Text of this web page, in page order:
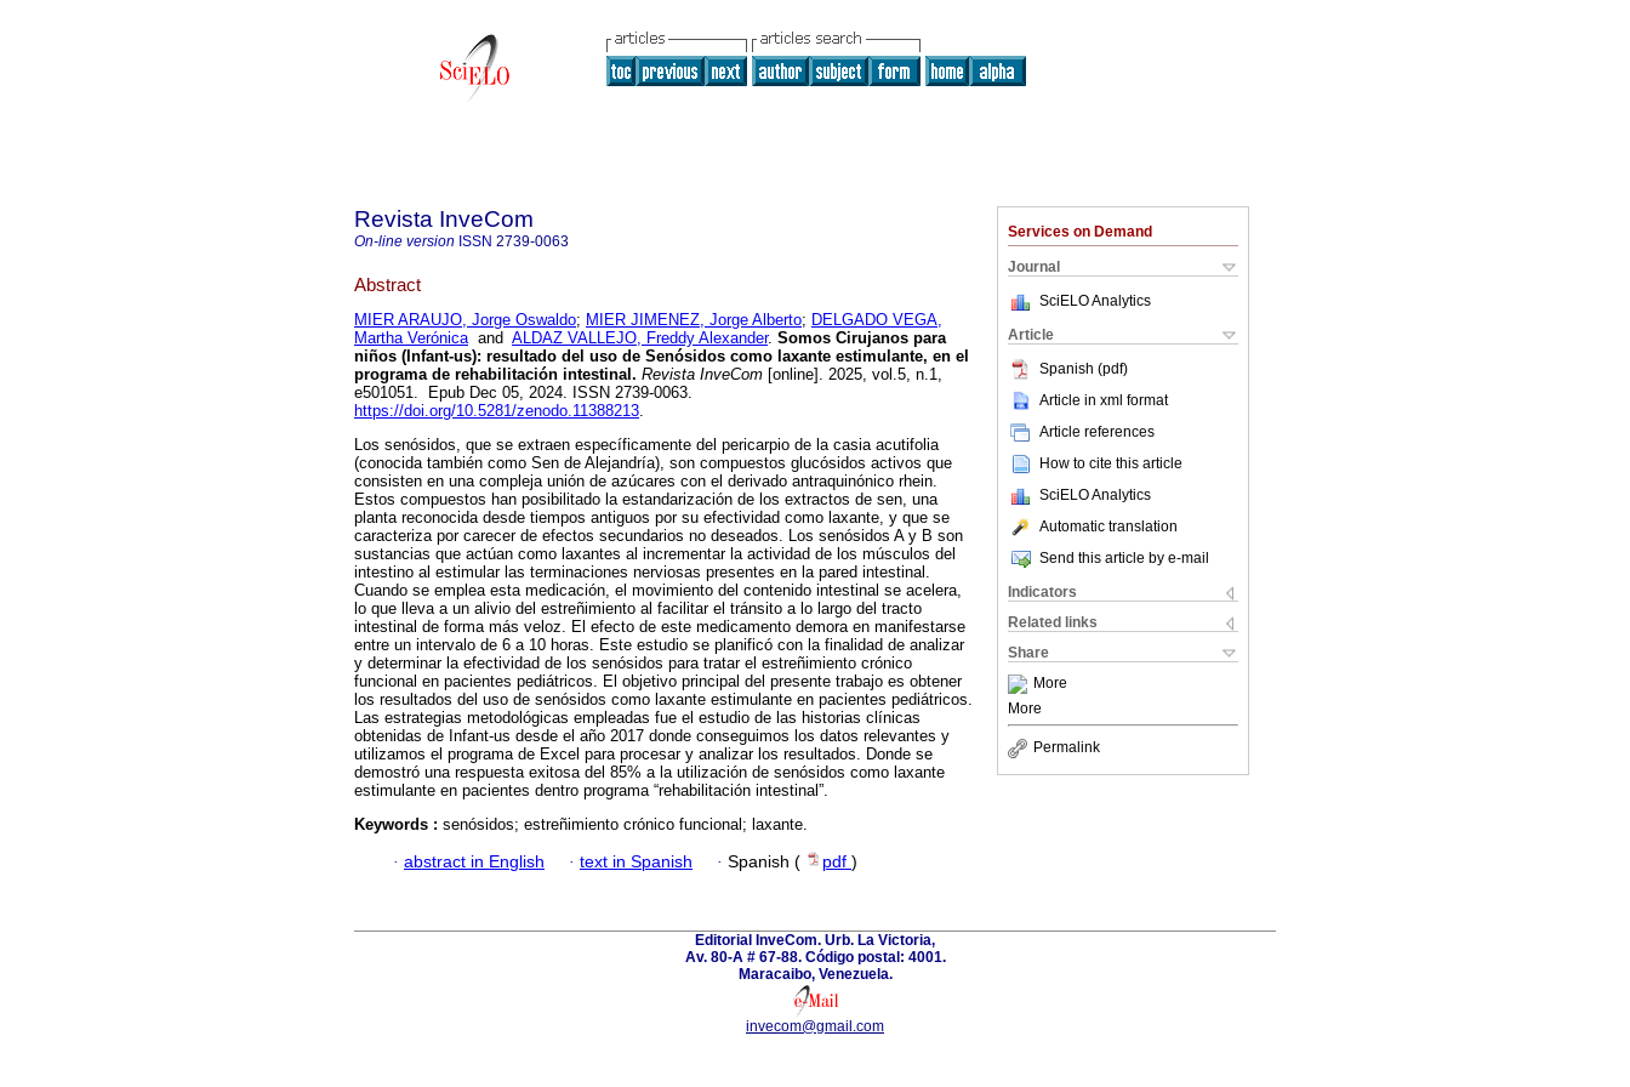
Services on Demand
Journal
SciELO Analytics
Article
Spanish (pdf)
Article in xml format
Article references
How to cite this article
SciELO Analytics
Automatic translation
Send this article by e-mail
Indicators
Related links
Share
More
More
Permalink
Revista InveCom
On-line version ISSN 2739-0063
Abstract
MIER ARAUJO, Jorge Oswaldo; MIER JIMENEZ, Jorge Alberto; DELGADO VEGA,
Martha Verónicaand ALDAZ VALLEJO, Freddy Alexander. Somos Cirujanos para
niños (Infant-us): resultado del uso de Senósidos como laxante estimulante, en el
programa de rehabilitación intestinal. Revista InveCom [online]. 2025, vol.5, n.1,
e501051. Epub Dec 05, 2024. ISSN 2739-0063.
https://doi.org/10.5281/zenodo.11388213.
Los senósidos, que se extraen específicamente del pericarpio de la casia acutifolia
(conocida también como Sen de Alejandría), son compuestos glucósidos activos que
consisten en una compleja unión de azúcares con el derivado antraquinónico rhein.
Estos compuestos han posibilitado la estandarización de los extractos de sen, una
planta reconocida desde tiempos antiguos por su efectividad como laxante, y que se
caracteriza por carecer de efectos secundarios no deseados. Los senósidos A y B son
sustancias que actúan como laxantes al incrementar la actividad de los músculos del
intestino al estimular las terminaciones nerviosas presentes en la pared intestinal.
Cuando se emplea esta medicación, el movimiento del contenido intestinal se acelera,
lo que lleva a un alivio del estreñimiento al facilitar el tránsito a lo largo del tracto
intestinal de forma más veloz. El efecto de este medicamento demora en manifestarse
entre un intervalo de 6 a 10 horas. Este estudio se planificó con la finalidad de analizar
y determinar la efectividad de los senósidos para tratar el estreñimiento crónico
funcional en pacientes pediátricos. El objetivo principal del presente trabajo es obtener
los resultados del uso de senósidos como laxante estimulante en pacientes pediátricos.
Las estrategias metodológicas empleadas fue el estudio de las historias clínicas
obtenidas de Infant-us desde el año 2017 donde conseguimos los datos relevantes y
utilizamos el programa de Excel para procesar y analizar los resultados. Donde se
demostró una respuesta exitosa del 85% a la utilización de senósidos como laxante
estimulante en pacientes dentro programa “rehabilitación intestinal”.
Keywords : senósidos; estreñimiento crónico funcional; laxante.
· abstract in English · text in Spanish · Spanish ( pdf )
Editorial InveCom. Urb. La Victoria,
Av. 80-A # 67-88. Código postal: 4001.
Maracaibo, Venezuela.
invecom@gmail.com